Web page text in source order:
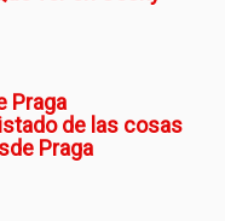
Praga
de las cosas
Praga